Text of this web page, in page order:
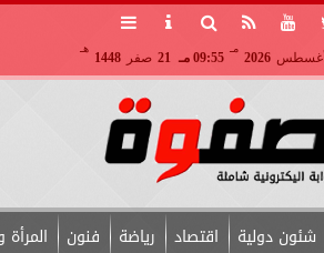
أغسطس 2026
مـ
09:55 مـ 21 صفر 1448
هـ
شئون دولية اقتصاد رياضة فنون